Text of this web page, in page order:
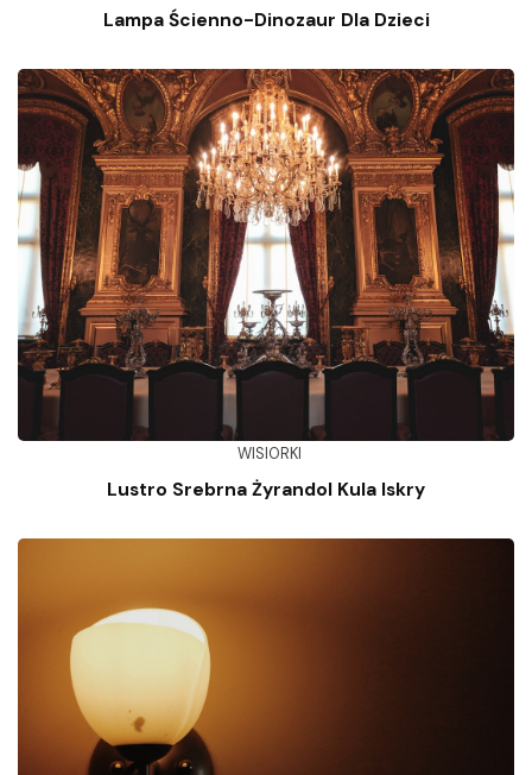
Lampa Ścienno-Dinozaur Dla Dzieci
WISIORKI
Lustro Srebrna Żyrandol Kula Iskry